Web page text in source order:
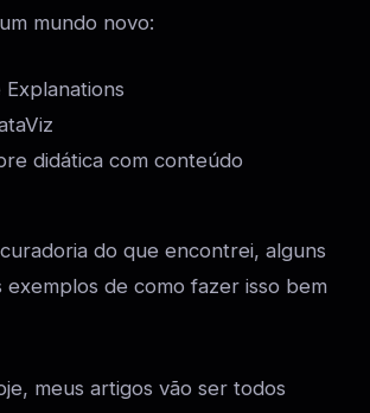
mundo novo:
didática com conteúdo
do que encontrei, alguns
exemplos de como fazer isso bem
meus artigos vão ser todos